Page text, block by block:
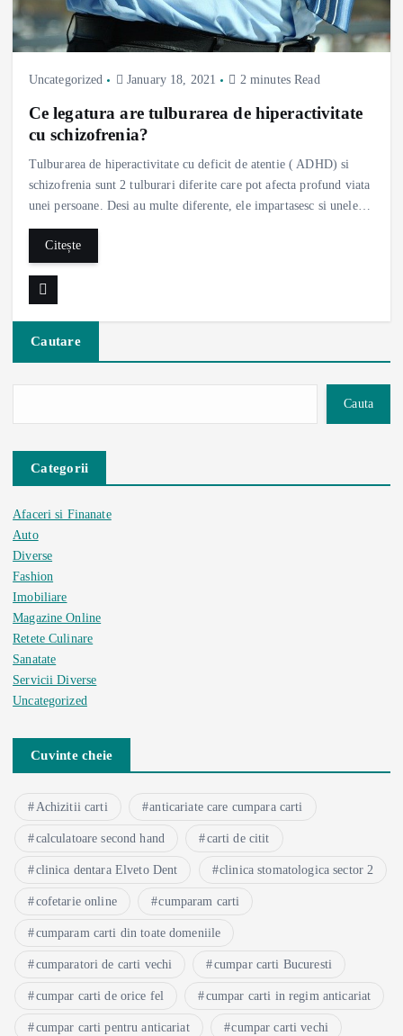
Uncategorized January 18, 2021 2 minutes Read
Ce legatura are tulburarea de hiperactivitate
cu schizofrenia?
Tulburarea de hiperactivitate cu deficit de atentie ( ADHD) si
schizofrenia sunt 2 tulburari diferite care pot afecta profund viata
unei persoane. Desi au multe diferente, ele impartasesc si unele…
Citește
Cautare
Cauta
Categorii
Afaceri si Finanate
Auto
Diverse
Fashion
Imobiliare
Magazine Online
Retete Culinare
Sanatate
Servicii Diverse
Uncategorized
Cuvinte cheie
Achizitii carti anticariate care cumpara carti
calculatoare second hand carti de citit
clinica dentara Elveto Dent clinica stomatologica sector 2
cofetarie online cumparam carti
cumparam carti din toate domeniile
cumparatori de carti vechi cumpar carti Bucuresti
cumpar carti de orice fel cumpar carti in regim anticariat
cumpar carti pentru anticariat cumpar carti vechi